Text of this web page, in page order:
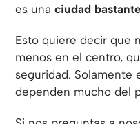
es unaciudad
Esto quiere decir que
menos en el centro,
seguridad. Solamente
dependen mucho del